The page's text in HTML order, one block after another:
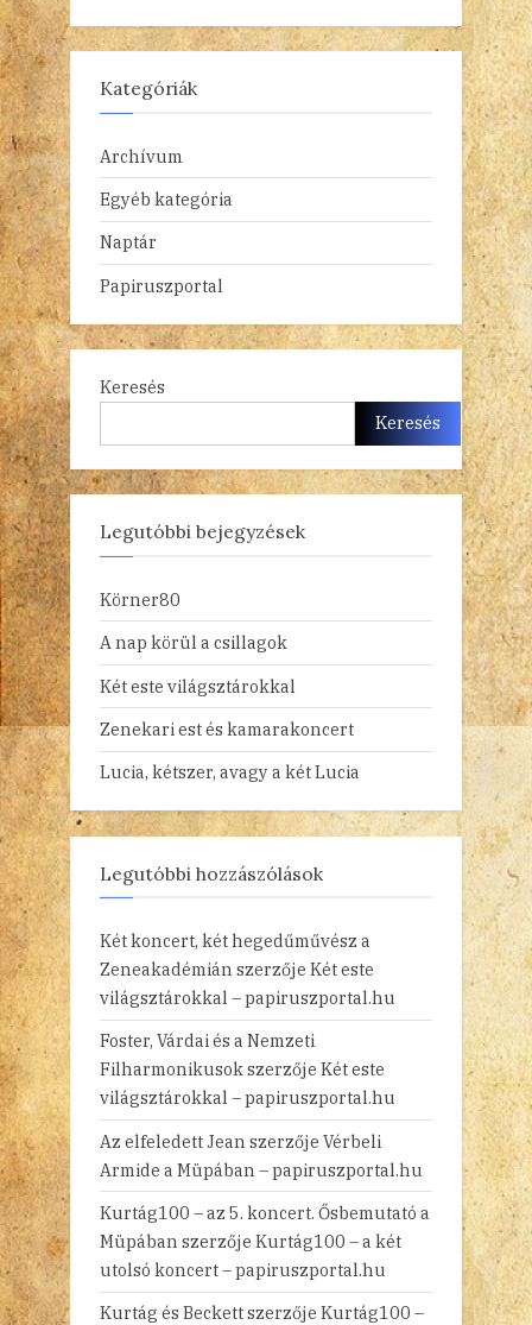
Kategóriák
Archívum
Egyéb kategória
Naptár
Papiruszportal
Keresés
Keresés
Legutóbbi bejegyzések
Körner80
A nap körül a csillagok
Két este világsztárokkal
Zenekari est és kamarakoncert
Lucia, kétszer, avagy a két Lucia
Legutóbbi hozzászólások
Két koncert, két hegedűművész a
Zeneakadémián szerzője Két este
világsztárokkal – papiruszportal.hu
Foster, Várdai és a Nemzeti
Filharmonikusokszerzője Két este
világsztárokkal – papiruszportal.hu
Az elfeledett Jean szerzője Vérbeli
Armide a Müpában – papiruszportal.hu
Kurtág100 – az 5. koncert. Ősbemutató a
Müpában szerzője Kurtág100 – a két
utolsó koncert – papiruszportal.hu
Kurtág és Beckettszerzője Kurtág100 –